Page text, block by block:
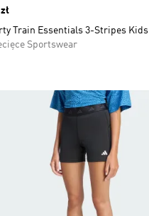
Train Essentials 3-Stripes Kids
Sportswear